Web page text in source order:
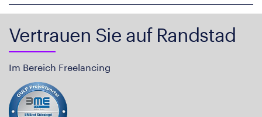
Vertrauen Sie auf Randstad
Im Bereich Freelancing